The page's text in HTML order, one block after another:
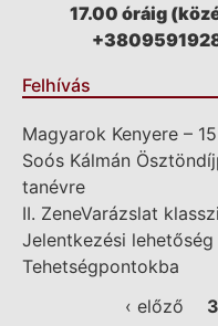
17.00 óráig
Felhívás
Magyarok Kenyere –
Soós Kálmán
tanévre
II. ZeneVarázslat
Jelentkezési lehetőség
Tehetségpontokba
‹ előző